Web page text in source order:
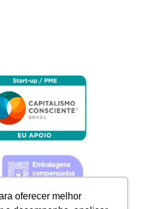
oferecer melhor